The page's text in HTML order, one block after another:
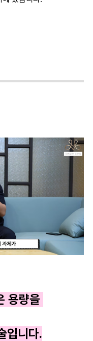
용량을
입니다.